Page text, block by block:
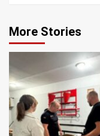
More Stories